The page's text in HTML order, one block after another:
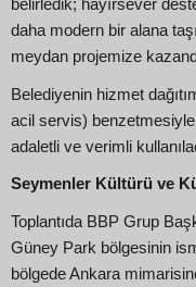
belirledik; hayırsever
daha modern bir alana
meydan projemize
Belediyenin hizmet
acil servis) benzetmesiyle
adaletli ve verimli
Seymenler Kültürü ve
Toplantıda BBP Grup
Güney Park bölgesinin
bölgede Ankara